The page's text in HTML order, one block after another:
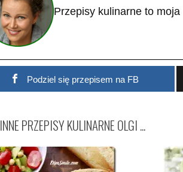
Przepisy kulinarne to moja
Podziel się przepisem na FB
INNE PRZEPISY KULINARNE OLGI ...